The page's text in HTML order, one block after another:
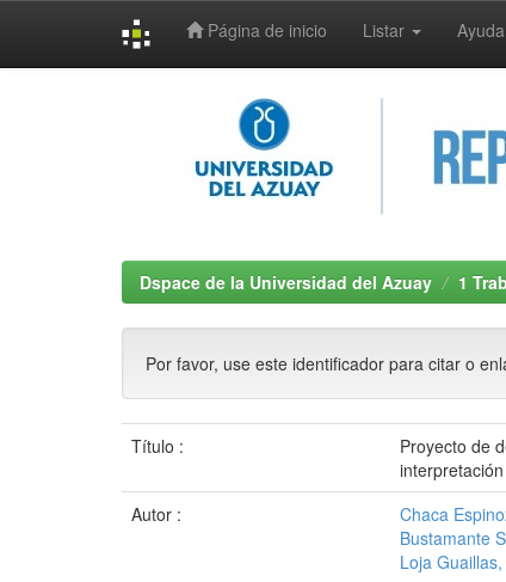
Página de inicio Listar Ayuda
Dspace de la Universidad del Azuay 1
Por favor, use este identificador para citar o
Título :
Proyecto de
Autor :
Chaca
Bustamante
Loja